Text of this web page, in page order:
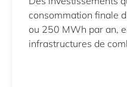
consommation finale
ou 250 MWh par an,
infrastructures de